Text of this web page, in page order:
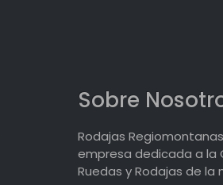
Sobre
Rodajas
empresa dedicada a la
Ruedas y Rodajas de la